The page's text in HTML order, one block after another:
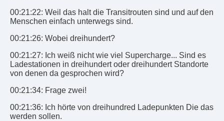
00:21:22: Weil das halt die Transitrouten sind und auf den
Menschen einfach unterwegs sind.
00:21:26: Wobei dreihundert?
00:21:27: Ich weiß nicht wie viel Supercharge... Sind es
Ladestationen in dreihundert oder dreihundert Standorte
von denen da gesprochen wird?
00:21:34: Frage zwei!
00:21:36: Ich hörte von dreihundred Ladepunkten Die das
werden sollen.